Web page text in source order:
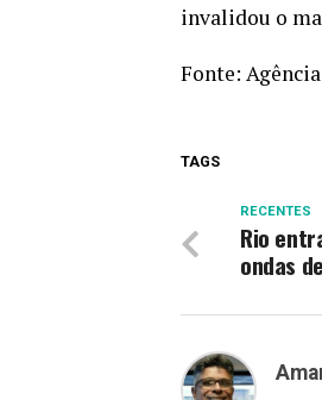
invalidou o
Fonte:
TAGS
RECENTES
Rio
ondas